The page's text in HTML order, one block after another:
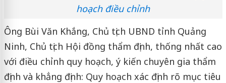
hoạch điều chỉnh
Ông Bùi Văn Khắng, Chủ tịch UBND tỉnh Quảng
Ninh, Chủ tịch Hội đồng thẩm định, thống nhất cao
với điều chỉnh quy hoạch, ý kiến chuyên gia thẩm
định và khẳng định: Quy hoạch xác định rõ mục tiêu